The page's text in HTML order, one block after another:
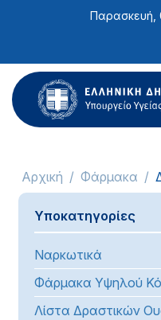
ιστότοπος
περιλαμβάνει
ένα
σύστημα
Παρασκευή,
Αρχική Φάρμακα
Υποκατηγορίες
Ναρκωτικά
Φάρμακα Υψηλού
Λίστα Δραστικών